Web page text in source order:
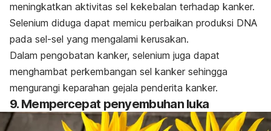
meningkatkan aktivitas sel kekebalan terhadap kanker.
Selenium diduga dapat memicu perbaikan produksi DNA
pada sel-sel yang mengalami kerusakan.
Dalam pengobatan kanker, selenium juga dapat
menghambat perkembangan sel kanker sehingga
mengurangi keparahan gejala penderita kanker.
9. Mempercepat penyembuhan luka